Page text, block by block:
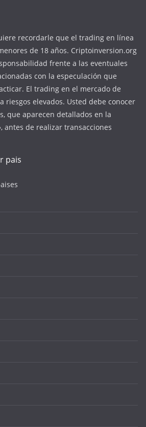
recordarle que el trading en línea
de 18 años. Criptoinversion.org
frente a las eventuales
con la especulación que
El trading en el mercado de
riesgos elevados. Usted debe conocer
que aparecen detallados en la
antes de realizar transacciones
pais